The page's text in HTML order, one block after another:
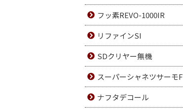
フッ素REVO-1000IR
リファインSI
SDクリヤー無機
スーパーシャネツサーモF
ナフタデコール